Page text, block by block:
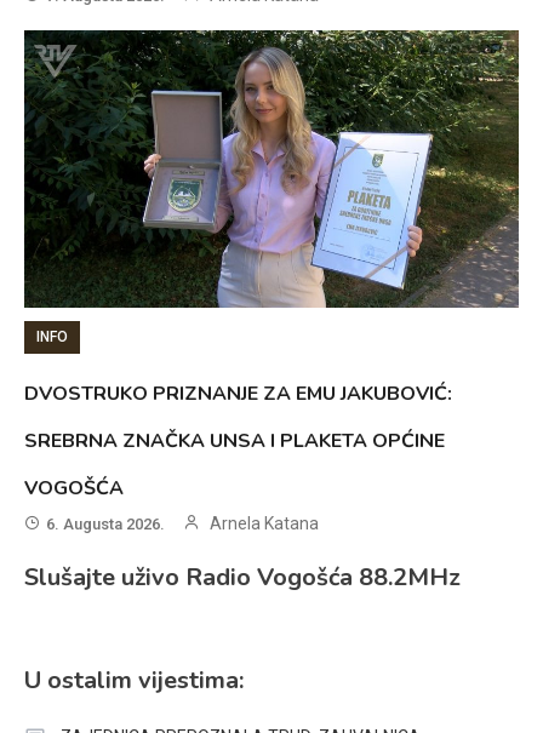
INFO
DVOSTRUKO PRIZNANJE ZA EMU JAKUBOVIĆ:
SREBRNA ZNAČKA UNSA I PLAKETA OPĆINE
VOGOŠĆA
6. Augusta 2026. Arnela Katana
Slušajte uživo Radio Vogošća 88.2MHz
U ostalim vijestima: